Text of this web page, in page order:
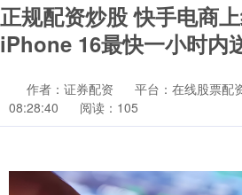
正规配资炒股 快手电商
iPhone 16最快一小时内
作者：证券配资 平台：在线股票配
08:28:40
阅读：105